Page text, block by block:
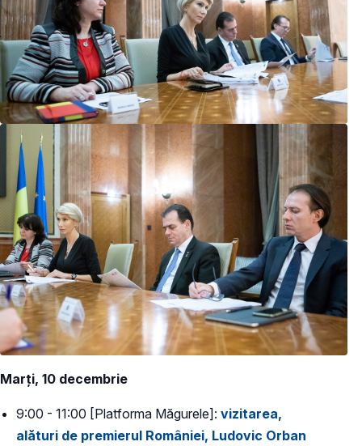
Marți, 10 decembrie
9:00 - 11:00 [Platforma Măgurele]: vizitarea,
alături de premierul României, Ludovic Orban